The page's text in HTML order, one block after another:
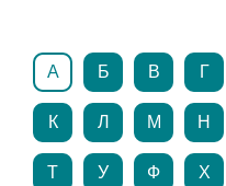
А Б В Г
К Л М Н
Т У Ф Х